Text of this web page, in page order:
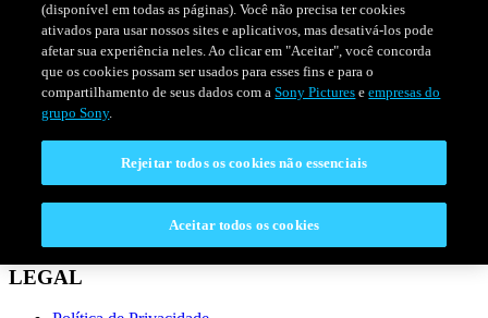
SÉRIESPROGRAMAÇÃO
CONECTAR
Perguntas Frequentes
LEGAL
(disponível em todas as páginas). Você não precisa ter cookies
ativados para usar nossos sites e aplicativos, mas desativá-los pode
afetar sua experiência neles. Ao clicar em "Aceitar", você concorda
que os cookies possam ser usados para esses fins e para o
compartilhamento de seus dados com aSony Pictures eempresas do
grupo Sony.
Rejeitar todos os cookies não essenciais
Aceitar todos os cookies